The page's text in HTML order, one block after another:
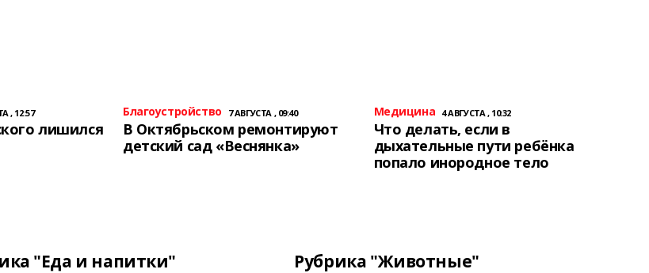
, 12:57
лишился
Благоустройство 7 АВГУСТА , 09:40
В Октябрьском ремонтируют
детский сад «Веснянка»
Медицина 4 АВГУСТА , 10:32
Что делать, если в
дыхательные пути ребёнка
попало инородное тело
"Еда и напитки" Рубрика "Животные"